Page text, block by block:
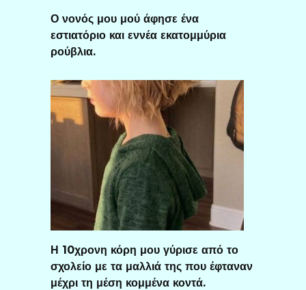
Ο νονός μου μού άφησε ένα
εστιατόριο και εννέα εκατομμύρια
ρούβλια.
Η 10χρονη κόρη μου γύρισε από το
σχολείο με τα μαλλιά της που έφταναν
μέχρι τη μέση κομμένα κοντά.